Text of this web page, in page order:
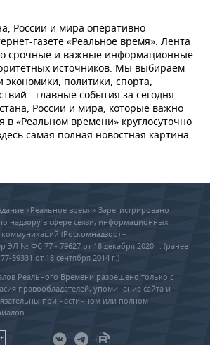
России и мира оперативно
газете «Реальное время». Лента
срочные и важные информационные
источников. Мы выбираем
экономики, политики, спорта,
- главные события за сегодня.
России и мира, которые важно
в «Реальном времени» круглосуточно
самая полная новостная картина
«Реальное время» Зарегистрировано
надзору в сфере связи, информационных
(Роскомнадзор) –
ЭЛ № ФС 77 - 79627 от 18 декабря 2020 г. (ранее
59331 от 18 сентября 2014 г.)
Реального Времени разрешено только с
правообладателей, упоминание сайта и
при частичном или полном